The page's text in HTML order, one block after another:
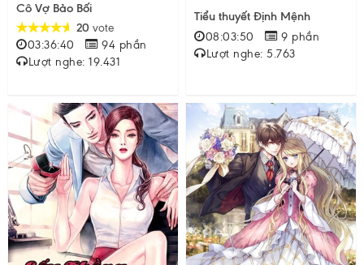
Cô Vợ Bảo Bối
20 vote
03:36:40
94 phần
Lượt nghe: 19.431
Tiểu thuyết Định Mệnh
08:03:50
9 phần
Lượt nghe: 5.763